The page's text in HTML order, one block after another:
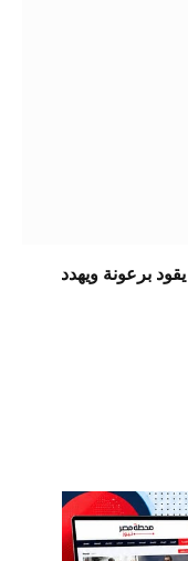
برعونة ويهدد